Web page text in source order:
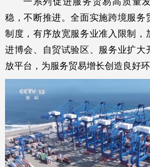
稳，不断推进。全面实施跨境服务
制度，有序放宽服务业准入限制，
进博会、自贸试验区、服务业扩大
放平台，为服务贸易增长创造良好环